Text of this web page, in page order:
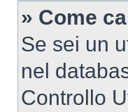
» Come
Se sei un
nel
Controllo